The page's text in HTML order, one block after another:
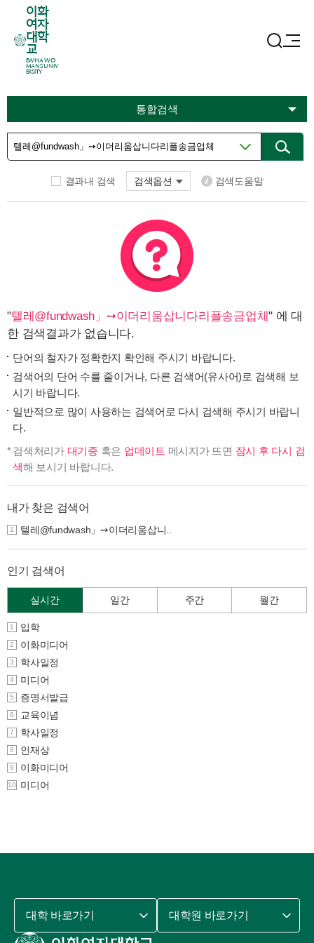
이화
여자
대학
교
EWHA WO
MANS UNIV
ERSITY
통합검색
결과내 검색 검색옵션 검색도움말
"텔레@fundwash」➙이더리움삽니다리플송금업체" 에 대
한 검색결과가 없습니다.
단어의 철자가 정확한지 확인해 주시기 바랍니다.
검색어의 단어 수를 줄이거나, 다른 검색어(유사어)로 검색해 보
시기 바랍니다.
일반적으로 많이 사용하는 검색어로 다시 검색해 주시기 바랍니
다.
검색처리가 대기중 혹은 업데이트 메시지가 뜨면 잠시 후 다시 검
색해 보시기 바랍니다.
내가 찾은 검색어
1 텔레@fundwash」➙이더리움삽니..
인기 검색어
실시간 일간 주간 월간
1 입학
2 이화미디어
3 학사일정
4 미디어
5 증명서발급
6 교육이념
7 학사일정
8 인재상
9 이화미디어
10 미디어
대학 바로가기 대학원 바로가기